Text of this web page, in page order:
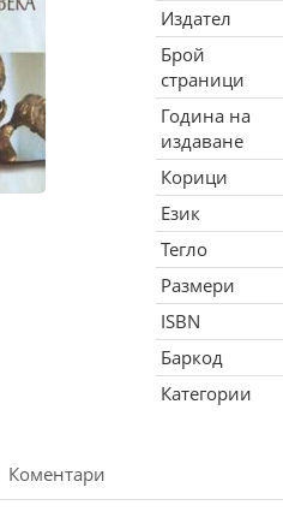
Издател
Брой
страници
Година на
издаване
Корици
Език
Тегло
Размери
ISBN
Баркод
Категории
Коментари